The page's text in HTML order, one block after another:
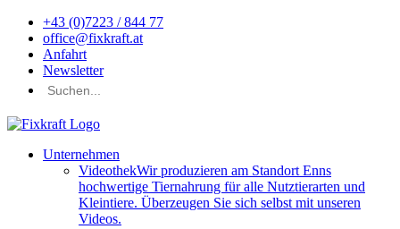
+43 (0)7223 / 844 77
office@fixkraft.at
Anfahrt
Newsletter
Unternehmen
VideothekWir produzieren am Standort Enns
hochwertige Tiernahrung für alle Nutztierarten und
Kleintiere. Überzeugen Sie sich selbst mit unseren
Videos.